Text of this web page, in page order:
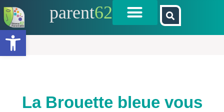
Ouvrir la barre d’outils
parent62
La Brouette bleue vous